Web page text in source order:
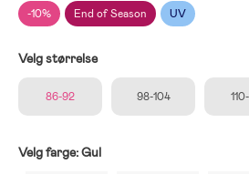
-10% End of Season UV
Velg størrelse
86-92 98-104
Velg farge:Gul